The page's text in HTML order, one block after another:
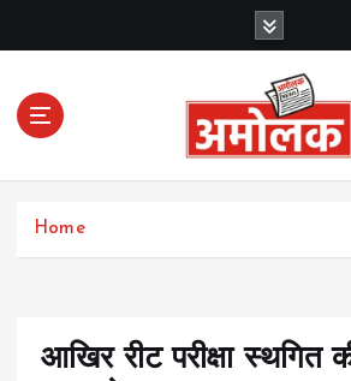
c
Amolak News
Home
आखिर रीट परीक्षा स्थगित